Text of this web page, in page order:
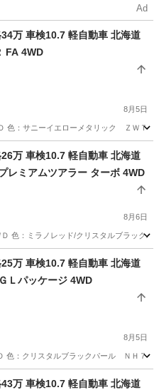
Ad
万 車検10.7 軽自動車 北海道
札幌H29 ワゴンＲ FA 4WD
8月5日
色：サニーイエローメタリック ＺＷＴ
ゴンＲ ワゴンR
万 車検10.7 軽自動車 北海道
レミアムツアラー ターボ 4WD
8月6日
色：ミラノレッド/クリスタルブラック
ンダ 預かり金
万 車検10.7 軽自動車 北海道
Ｌパッケージ 4WD
8月5日
色：クリスタルブラックパール ＮＨ７
ONE 預かり金
万 車検10.7 軽自動車 北海道